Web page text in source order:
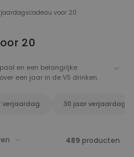
Meer dan
19.400
Meer dan
11.600keer
voor 20
20
en een belangrijke
een jaar in de VS drinken.
pantoffels. Want je bent
verjaardag 30 jaar verjaardag
489 producten